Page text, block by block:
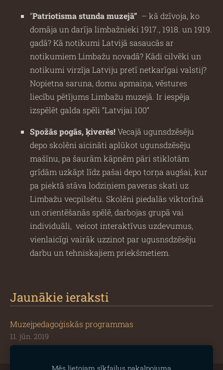
Jaunākie ieraksti
Muzejpedagoģiskās programmas
11. jūn. 2019
“Patriotisma stunda muzejā” – kā dzīvoja, ko
domāja un darīja limbažnieki 1917., 1918. un 1919.
gadā? Kā notikumi Latvijā sasaucās ar
notikumiem Limbažu novadā? Kādi cilvēki un
notikumi virzīja Latviju pretī netkarīgai valstij?
Nopietna saruna, domu apmaiņa, vēstures
liecību pētījums Limbažu muzejā. Ir iespēja
izspēlēt galda spēli “Latvijai 100”
Spožās pogās, ķiverēs!Vecajā ugunsdzēsēju
depo skolēni aicināti aplūkot ugunsdzēsēju
mašīnu, pa šaurām kāpnēm pāri stiklotām
grīdām uzkāpt līdz pašai depo torņa augšai, kur
pa piektā stāva lodziņiem paveras skati uz
Limbažu vecpilsētu. Skolēni piedalās viktorīnā
un orientēšanās spēlē, darbojas grupā vai
individuāli, veicot interaktīvus uzdevumus,
vienlaicīgi vairāk uzzinot par ugusnsdzēsēju
darbu un tehniskajiem priekšmetiem.